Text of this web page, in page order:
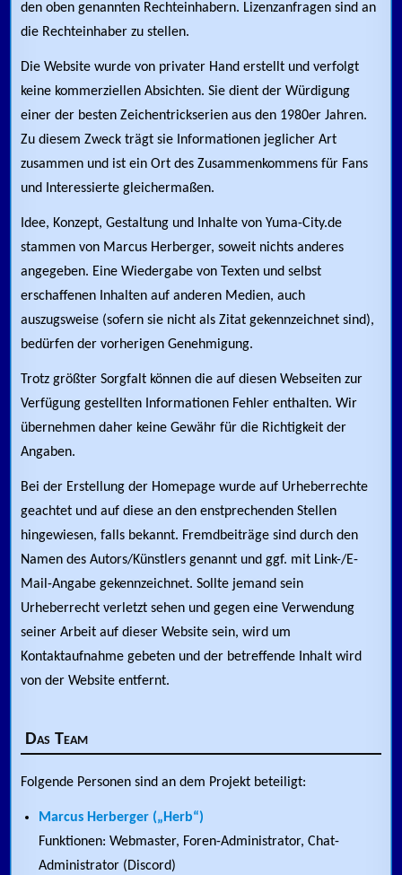
den oben genannten Rechteinhabern. Lizenzanfragen sind an
die Rechteinhaber zu stellen.
Die Website wurde von privater Hand erstellt und verfolgt
keine kommerziellen Absichten. Sie dient der Würdigung
einer der besten Zeichentrickserien aus den 1980er Jahren.
Zu diesem Zweck trägt sie Informationen jeglicher Art
zusammen und ist ein Ort des Zusammenkommens für Fans
und Interessierte gleichermaßen.
Idee, Konzept, Gestaltung und Inhalte von Yuma-City.de
stammen von Marcus Herberger, soweit nichts anderes
angegeben. Eine Wiedergabe von Texten und selbst
erschaffenen Inhalten auf anderen Medien, auch
auszugsweise (sofern sie nicht als Zitat gekennzeichnet sind),
bedürfen der vorherigen Genehmigung.
Trotz größter Sorgfalt können die auf diesen Webseiten zur
Verfügung gestellten Informationen Fehler enthalten. Wir
übernehmen daher keine Gewähr für die Richtigkeit der
Angaben.
Bei der Erstellung der Homepage wurde auf Urheberrechte
geachtet und auf diese an den enstprechenden Stellen
hingewiesen, falls bekannt. Fremdbeiträge sind durch den
Namen des Autors/Künstlers genannt und ggf. mit Link-/E-
Mail-Angabe gekennzeichnet. Sollte jemand sein
Urheberrecht verletzt sehen und gegen eine Verwendung
seiner Arbeit auf dieser Website sein, wird um
Kontaktaufnahme gebeten und der betreffende Inhalt wird
von der Website entfernt.
Das Team
Folgende Personen sind an dem Projekt beteiligt:
Marcus Herberger („Herb“)
Funktionen: Webmaster, Foren-Administrator, Chat-
Administrator (Discord)